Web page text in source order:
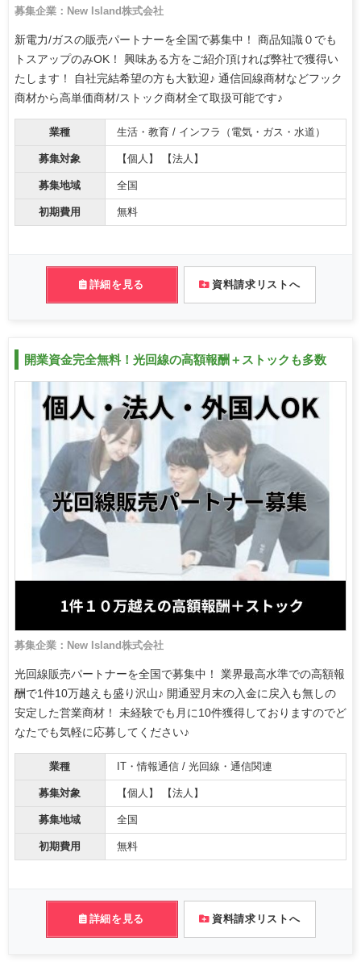
募集企業：New Island株式会社
新電力/ガスの販売パートナーを全国で募集中！ 商品知識０でも
トスアップのみOK！ 興味ある方をご紹介頂ければ弊社で獲得い
たします！ 自社完結希望の方も大歓迎♪ 通信回線商材などフック
商材から高単価商材/ストック商材全て取扱可能です♪
業種 生活・教育 / インフラ（電気・ガス・水道）
募集対象 【個人】 【法人】
募集地域 全国
初期費用 無料
詳細を見る 資料請求リストへ
開業資金完全無料！光回線の高額報酬＋ストックも多数
募集企業：New Island株式会社
光回線販売パートナーを全国で募集中！ 業界最高水準での高額報
酬で1件10万越えも盛り沢山♪ 開通翌月末の入金に戻入も無しの
安定した営業商材！ 未経験でも月に10件獲得しておりますのでど
なたでも気軽に応募してください♪
業種 IT・情報通信 / 光回線・通信関連
募集対象 【個人】 【法人】
募集地域 全国
初期費用 無料
詳細を見る 資料請求リストへ